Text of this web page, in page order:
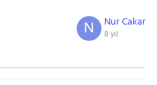
Nur Cakar
8 yıl
N